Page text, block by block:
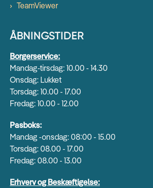
TeamViewer
ÅBNINGSTIDER
Borgerservice:
Mandag-tirsdag: 10.00 - 14.30
Onsdag: Lukket
Torsdag: 10.00 - 17.00
Fredag: 10.00 - 12.00
Pasboks:
Mandag -onsdag: 08:00 - 15.00
Torsdag: 08.00 - 17.00
Fredag: 08.00 - 13.00
Erhverv og Beskæftigelse: